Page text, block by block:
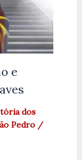
e
dos
Pedro/